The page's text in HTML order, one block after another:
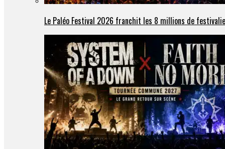
Le Paléo Festival 2026 franchit les 8 millions de